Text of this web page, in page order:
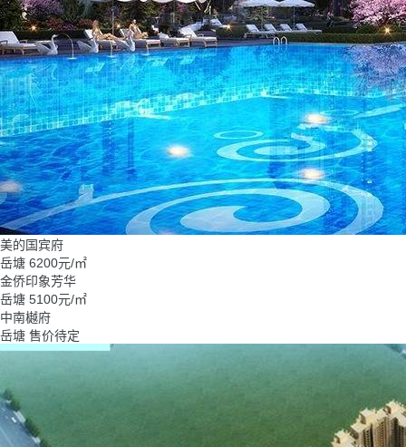
美的国宾府
岳塘 6200元/㎡
金侨印象芳华
岳塘 5100元/㎡
中南樾府
岳塘 售价待定